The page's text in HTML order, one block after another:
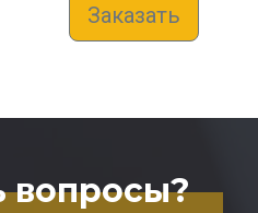
Заказать
вопросы?